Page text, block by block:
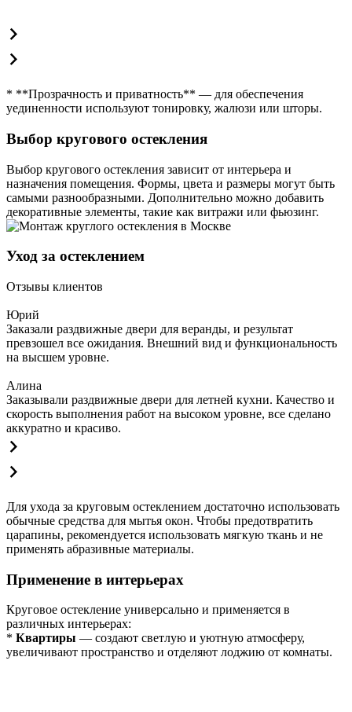
* **Прозрачность и приватность** — для обеспечения
уединенности используют тонировку, жалюзи или шторы.
Выбор кругового остекления
Выбор кругового остекления зависит от интерьера и
назначения помещения. Формы, цвета и размеры могут быть
самыми разнообразными. Дополнительно можно добавить
декоративные элементы, такие как витражи или фьюзинг.
Уход за остеклением
Отзывы клиентов
Юрий
Заказали раздвижные двери для веранды, и результат
превзошел все ожидания. Внешний вид и функциональность
на высшем уровне.
Алина
Заказывали раздвижные двери для летней кухни. Качество и
скорость выполнения работ на высоком уровне, все сделано
аккуратно и красиво.
Для ухода за круговым остеклением достаточно использовать
обычные средства для мытья окон. Чтобы предотвратить
царапины, рекомендуется использовать мягкую ткань и не
применять абразивные материалы.
Применение в интерьерах
Круговое остекление универсально и применяется в
различных интерьерах:
* Квартиры — создают светлую и уютную атмосферу,
увеличивают пространство и отделяют лоджию от комнаты.